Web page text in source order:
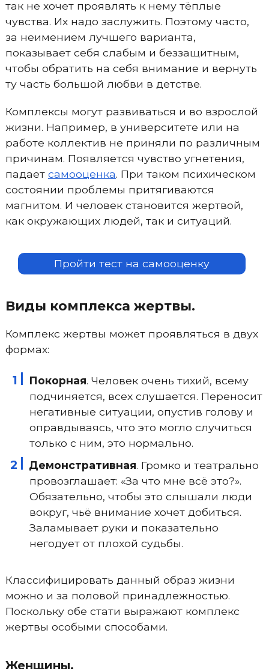
так не хочет проявлять к нему тёплые
чувства. Их надо заслужить. Поэтому часто,
за неимением лучшего варианта,
показывает себя слабым и беззащитным,
чтобы обратить на себя внимание и вернуть
ту часть большой любви в детстве.
Комплексы могут развиваться и во взрослой
жизни. Например, в университете или на
работе коллектив не приняли по различным
причинам. Появляется чувство угнетения,
падает самооценка. При таком психическом
состоянии проблемы притягиваются
магнитом. И человек становится жертвой,
как окружающих людей, так и ситуаций.
Пройти тест на самооценку
Виды комплекса жертвы.
Комплекс жертвы может проявляться в двух
формах:
Покорная. Человек очень тихий, всему
подчиняется, всех слушается. Переносит
негативные ситуации, опустив голову и
оправдываясь, что это могло случиться
только с ним, это нормально.
Демонстративная. Громко и театрально
провозглашает: «За что мне всё это?».
Обязательно, чтобы это слышали люди
вокруг, чьё внимание хочет добиться.
Заламывает руки и показательно
негодует от плохой судьбы.
Классифицировать данный образ жизни
можно и за половой принадлежностью.
Поскольку обе стати выражают комплекс
жертвы особыми способами.
Женщины.